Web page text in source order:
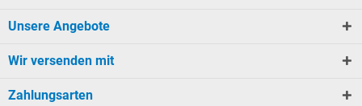
Unsere Angebote
Wir versenden mit
Zahlungsarten